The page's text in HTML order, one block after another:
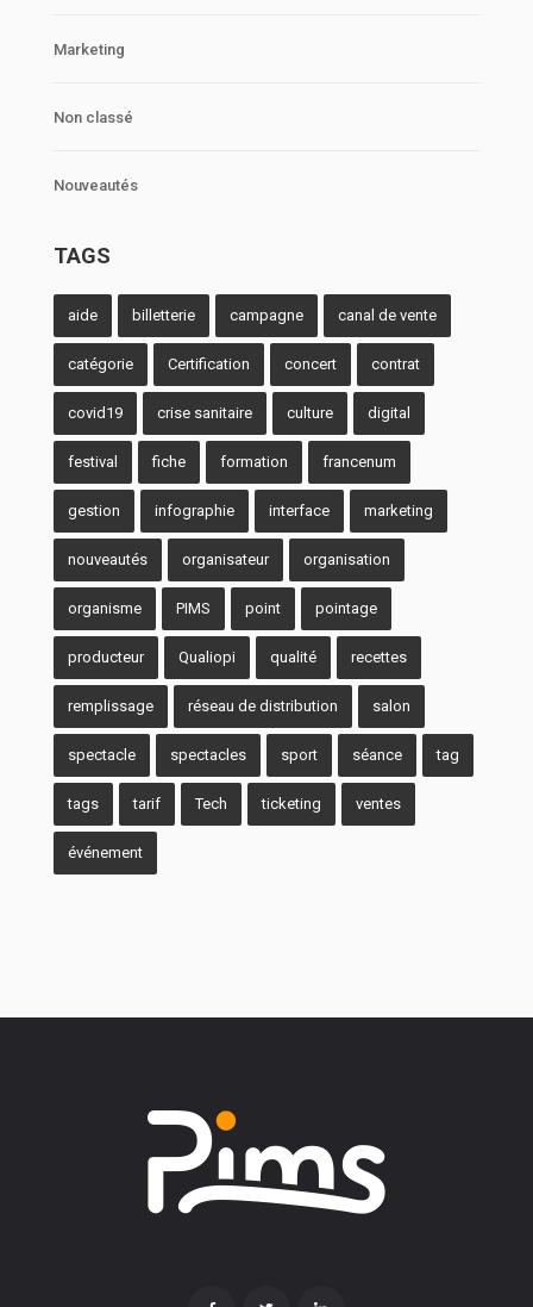
Marketing
Non classé
Nouveautés
TAGS
aide billetterie campagne canal de vente
catégorie Certification concert contrat
covid19 crise sanitaire culture digital
festival fiche formation francenum
gestion infographie interface marketing
nouveautés organisateur organisation
organisme PIMS point pointage
producteur Qualiopi qualité recettes
remplissage réseau de distribution salon
spectacle spectacles sport séance tag
tags tarif Tech ticketing ventes
événement